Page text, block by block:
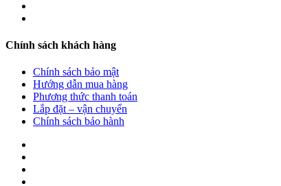
Chính sách khách hàng
Chính sách bảo mật
Hướng dẫn mua hàng
Phương thức thanh toán
Lắp đặt – vận chuyển
Chính sách bảo hành